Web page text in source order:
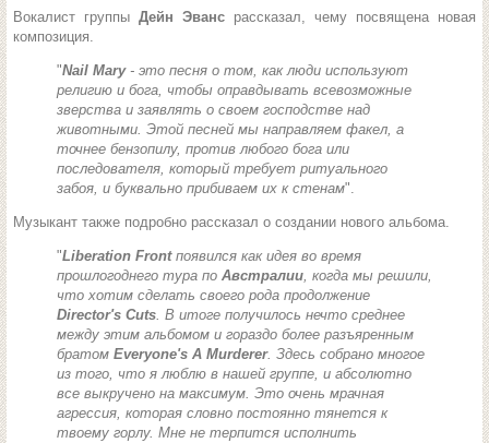
Вокалист группы Дейн Эванс рассказал, чему посвящена новая
композиция.
"Nail Mary - это песня о том, как люди используют
религию и бога, чтобы оправдывать всевозможные
зверства и заявлять о своем господстве над
животными. Этой песней мы направляем факел, а
точнее бензопилу, против любого бога или
последователя, который требует ритуального
забоя, и буквально прибиваем их к стенам".
Музыкант также подробно рассказал о создании нового альбома.
"Liberation Front появился как идея во время
прошлогоднего тура по Австралии, когда мы решили,
что хотим сделать своего рода продолжение
Director's Cuts. В итоге получилось нечто среднее
между этим альбомом и гораздо более разъяренным
братом Everyone's A Murderer. Здесь собрано многое
из того, что я люблю в нашей группе, и абсолютно
все выкручено на максимум. Это очень мрачная
агрессия, которая словно постоянно тянется к
твоему горлу. Мне не терпится исполнить